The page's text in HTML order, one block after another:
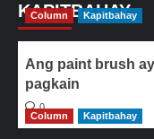
KAPITBAHAY
Column Kapitbahay
Ang paint brush
pagkain
0
Column
Kapitbahay